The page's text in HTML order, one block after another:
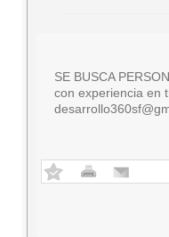
SE BUSCA
con experiencia en